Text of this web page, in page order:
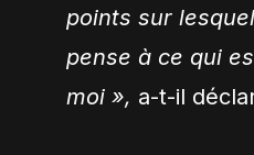
points sur
pense à ce qui
moi », a-t-il